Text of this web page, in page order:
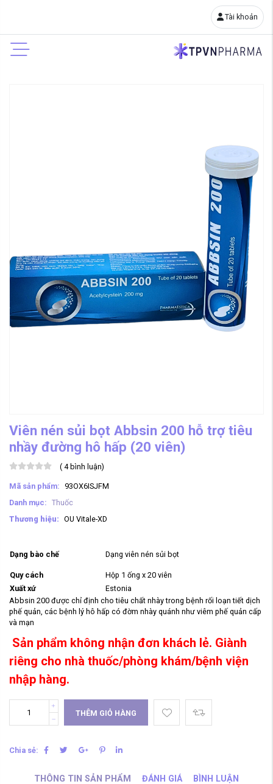
Tài khoản
Viên nén sủi bọt Abbsin 200 hỗ trợ tiêu
nhầy đường hô hấp (20 viên)
( 4bình luận)
Mã sản phẩm:
93OX6ISJFM
Danh mục: Thuốc
Thương hiệu: OU Vitale-XD
Dạng bào chế Dạng viên nén sủi bọt
Quy cách
Hộp 1 ống x 20 viên
Xuất xứ
Estonia
Abbsin 200 được chỉ định cho tiêu chất nhày trong bệnh rối loạn tiết dịch
phế quản, các bệnh lý hô hấp có đờm nhày quánh như viêm phế quản cấp
và mạn
Sản phẩm không nhận đơn khách lẻ. Giành
riêng cho nhà thuốc/phòng khám/bệnh viện
nhập hàng.
THÊM GIỎ HÀNG
Chia sẻ:
THÔNG TIN SẢN PHẨM ĐÁNH GIÁ BÌNH LUẬN